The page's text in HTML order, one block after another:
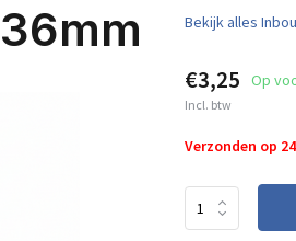
Bekijk alles
€3,25 Op
Incl. btw
Verzonden op